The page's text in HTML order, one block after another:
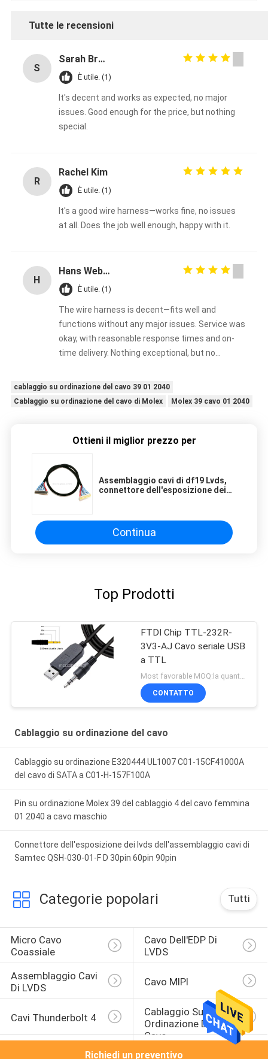
Tutte le recensioni
S
Sarah Brown
È utile. (1)
It's decent and works as expected, no major
issues. Good enough for the price, but nothing
special.
R
Rachel Kim
È utile. (1)
It's a good wire harness—works fine, no issues
at all. Does the job well enough, happy with it.
H
Hans Weber
È utile. (1)
The wire harness is decent—fits well and
functions without any major issues. Service was
okay, with reasonable response times and on-
time delivery. Nothing exceptional, but no
cablaggio su ordinazione del cavo 39 01 2040
Cablaggio su ordinazione del cavo di Molex
Molex 39 cavo 01 2040
Ottieni il miglior prezzo per
Assemblaggio cavi di df19 Lvds,
connettore dell'esposizione dei
Continua
Top Prodotti
FTDI Chip TTL-232R-
3V3-AJ Cavo seriale USB
a TTL
Most favorable MOQ:la quantità può essere negoziabile ((Solo azienda, invece di uso personale)
CONTATTO
Cablaggio su ordinazione del cavo
Cablaggio su ordinazione E320444 UL1007 C01-15CF41000A
del cavo di SATA a C01-H-157F100A
Pin su ordinazione Molex 39 del cablaggio 4 del cavo femmina
01 2040 a cavo maschio
Connettore dell'esposizione dei lvds dell'assemblaggio cavi di
Samtec QSH-030-01-F D 30pin 60pin 90pin
Categorie popolari Tutti
Micro Cavo
Coassiale
Cavo Dell'EDP Di
LVDS
Assemblaggio Cavi
Di LVDS
Cavo MIPI
Cavi Thunderbolt 4
Cablaggio Su
Ordinazione Del
Cavo
Assemblaggio Cavi
Richiedi un preventivo